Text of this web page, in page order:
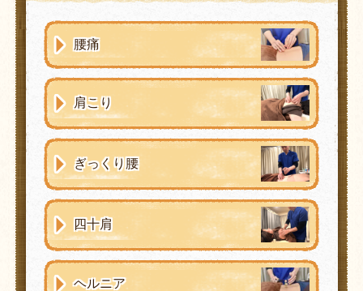
腰痛
肩こり
ぎっくり腰
四十肩
ヘルニア